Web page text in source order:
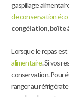
gaspillage
de conservation
congélation,boîte
Lorsque le repas
alimentaire. Si vos
conservation. Pour
ranger au